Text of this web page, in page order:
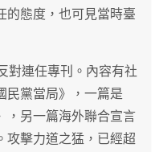
的態度，也可見當時臺
對連任專刊。內容有社
黨當局》，一篇是
，另一篇海外聯合宣言
攻擊力道之猛，已經超